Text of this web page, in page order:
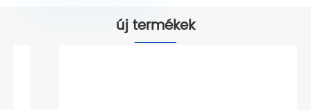
új termékek